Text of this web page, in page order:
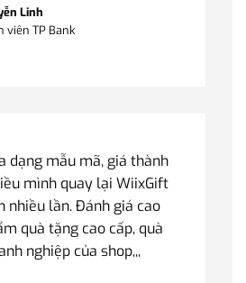
Linh
viên TP Bank
dạng mẫu mã, giá thành
mình quay lại WiixGift
nhiều lần. Đánh giá cao
quà tặng cao cấp, quà
nghiệp của shop,,,